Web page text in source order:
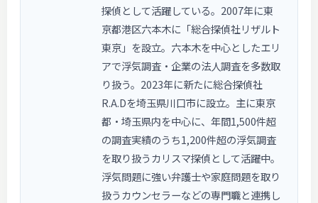
探偵として活躍している。2007年に東
京都港区六本木に「総合探偵社リザルト
東京」を設立。六本木を中心としたエリ
アで浮気調査・企業の法人調査を多数取
り扱う。2023年に新たに総合探偵社
R.A.Dを埼玉県川口市に設立。主に東京
都・埼玉県内を中心に、年間1,500件超
の調査実績のうち1,200件超の浮気調査
を取り扱うカリスマ探偵として活躍中。
浮気問題に強い弁護士や家庭問題を取り
扱うカウンセラーなどの専門職と連携し